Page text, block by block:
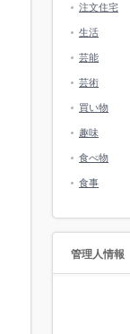
注文住宅
生活
芸能
芸術
買い物
趣味
食べ物
食事
管理人情報